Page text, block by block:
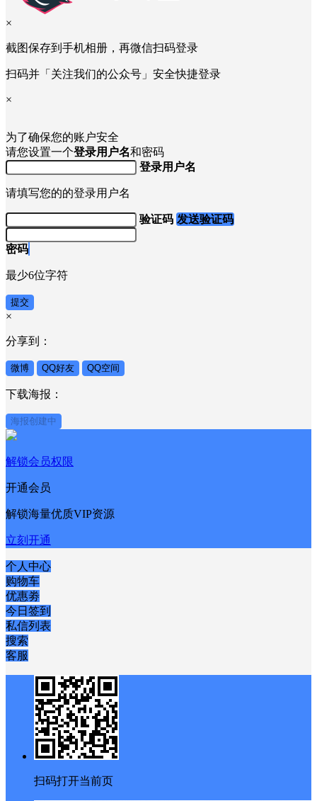
×
截图保存到手机相册，再微信扫码登录
扫码并「关注我们的公众号」安全快捷登录
×
为了确保您的账户安全
请您设置一个登录用户名和密码
登录用户名
请填写您的的登录用户名
验证码 发送验证码
密码
最少6位字符
提交
×
分享到：
微博 QQ好友 QQ空间
下载海报：
海报创建中
解锁会员权限
开通会员
解锁海量优质VIP资源
立刻开通
个人中心
购物车
优惠劵
今日签到
私信列表
搜索
客服
扫码打开当前页